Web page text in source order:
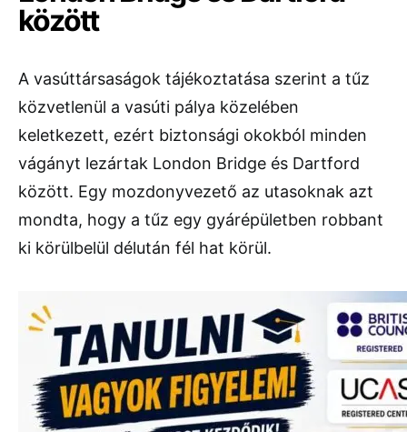
között
A vasúttársaságok tájékoztatása szerint a tűz
közvetlenül a vasúti pálya közelében
keletkezett, ezért biztonsági okokból minden
vágányt lezártak London Bridge és Dartford
között. Egy mozdonyvezető az utasoknak azt
mondta, hogy a tűz egy gyárépületben robbant
ki körülbelül délután fél hat körül.